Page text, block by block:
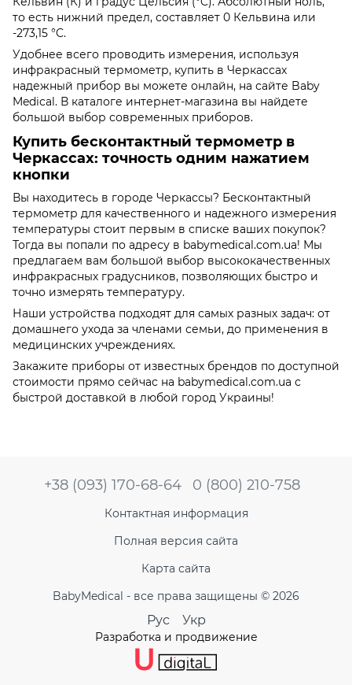
то есть нижний предел, составляет 0 Кельвина или
-273,15 °C.
Удобнее всего проводить измерения, используя
инфракрасный термометр, купить в Черкассах
надежный прибор вы можете онлайн, на сайте Baby
Medical. В каталоге интернет-магазина вы найдете
большой выбор современных приборов.
Купить бесконтактный термометр в
Черкассах: точность одним нажатием
кнопки
Вы находитесь в городе Черкассы? Бесконтактный
термометр для качественного и надежного измерения
температуры стоит первым в списке ваших покупок?
Тогда вы попали по адресу в babymedical.com.ua! Мы
предлагаем вам большой выбор высококачественных
инфракрасных градусников, позволяющих быстро и
точно измерять температуру.
Наши устройства подходят для самых разных задач: от
домашнего ухода за членами семьи, до применения в
медицинских учреждениях.
Закажите приборы от известных брендов по доступной
стоимости прямо сейчас на babymedical.com.ua с
быстрой доставкой в любой город Украины!
+38 (093) 170-68-64 0 (800) 210-758
Контактная информация
Полная версия сайта
Карта сайта
BabyMedical - все права защищены © 2026
Рус Укр
Разработка и продвижение